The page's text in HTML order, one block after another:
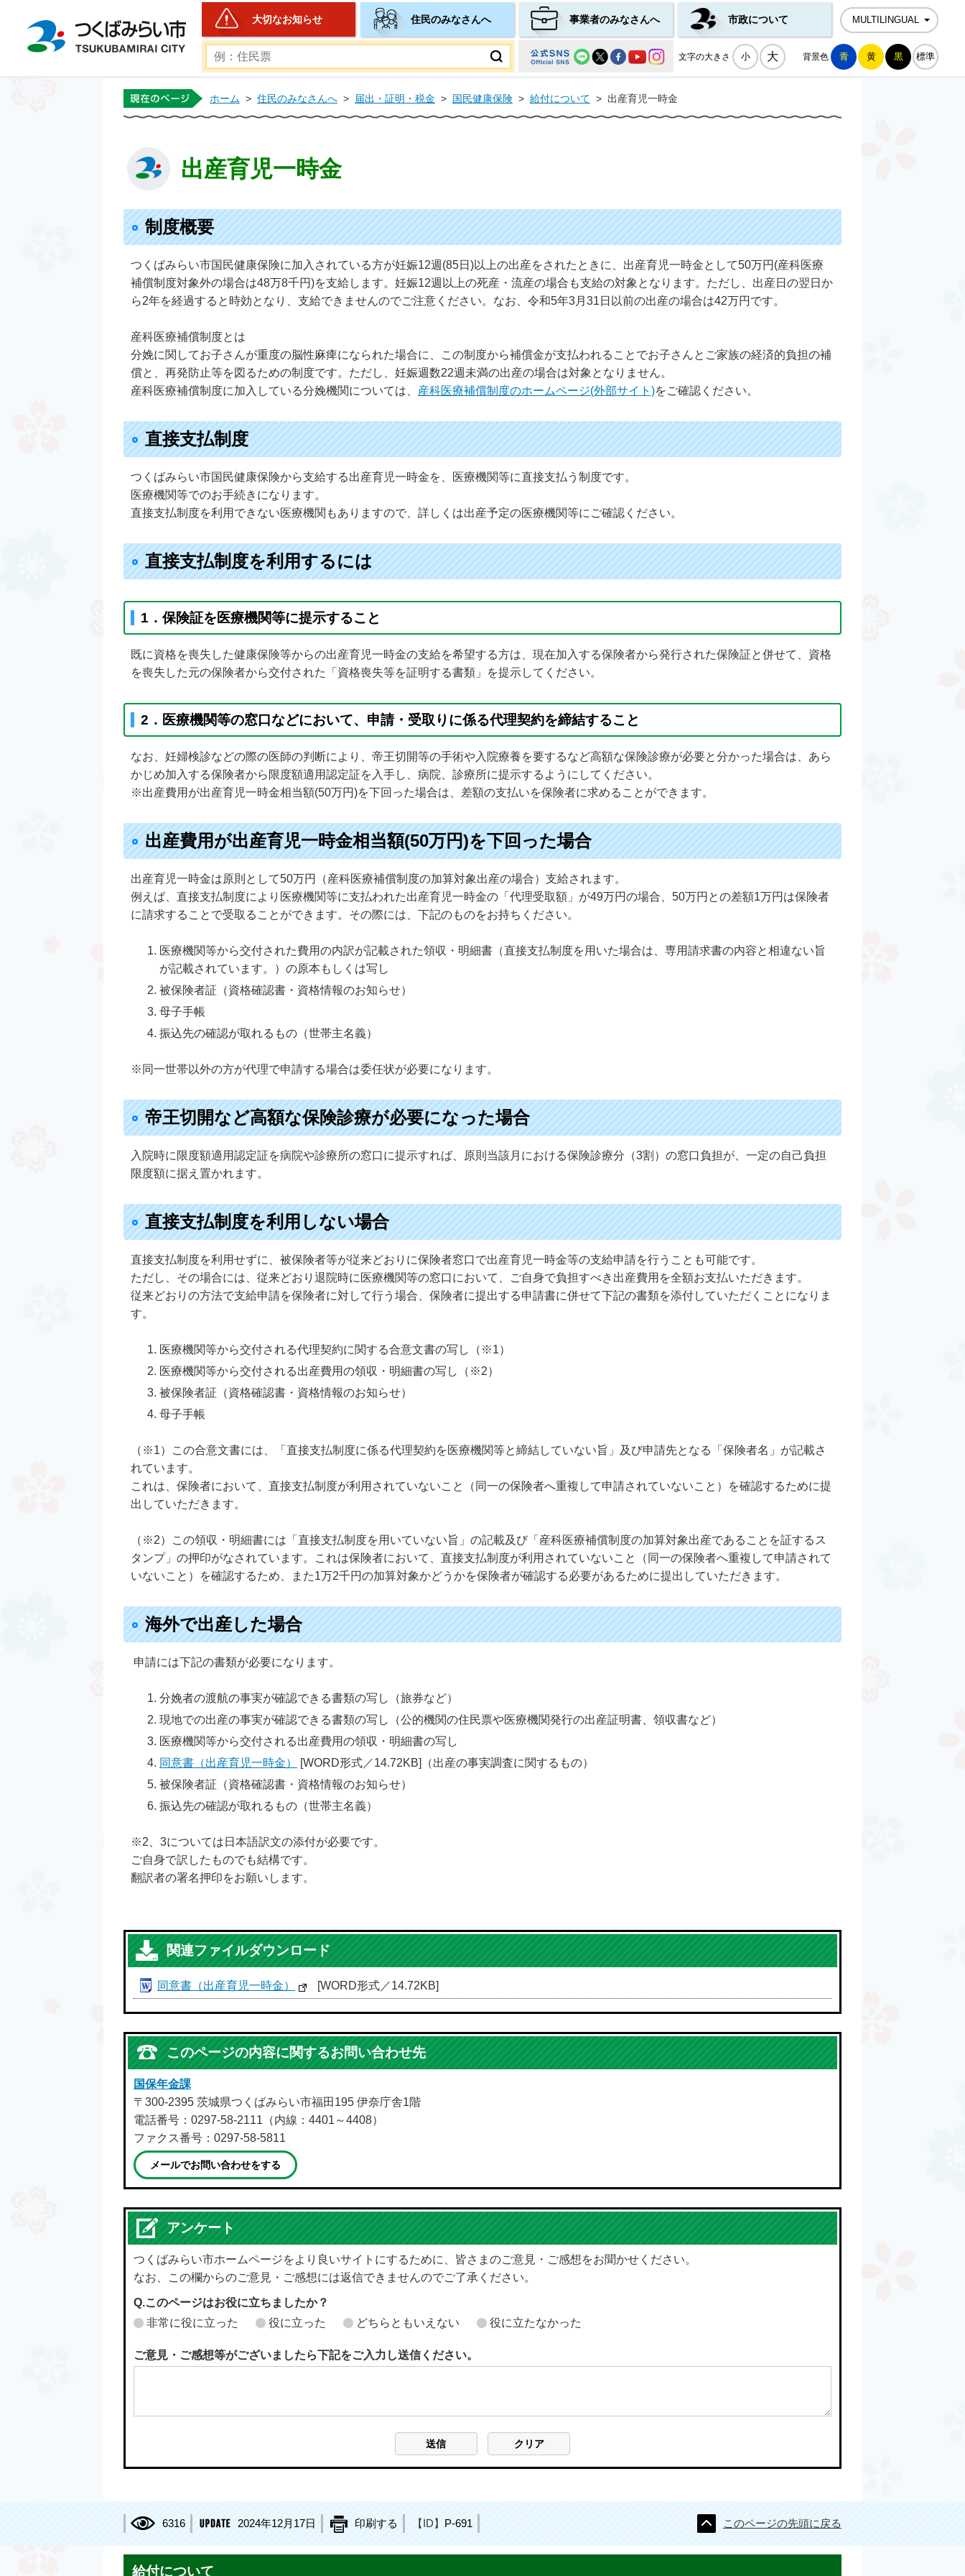
つくばみらい市公式ホームページ
大切なお知らせ 住民のみなさんへ 事業者のみなさんへ 市政について MULTILINGUAL
文字の大きさ 小 大 背景色 青 黄 黒 標準
ホーム > 住民のみなさんへ > 届出・証明・税金 > 国民健康保険 > 給付について > 出産育児一時金
出産育児一時金
制度概要
つくばみらい市国民健康保険に加入されている方が妊娠12週(85日)以上の出産をされたときに、出産育児一時金として50万円(産科医療
補償制度対象外の場合は48万8千円)を支給します。妊娠12週以上の死産・流産の場合も支給の対象となります。ただし、出産日の翌日か
ら2年を経過すると時効となり、支給できませんのでご注意ください。なお、令和5年3月31日以前の出産の場合は42万円です。
産科医療補償制度とは
分娩に関してお子さんが重度の脳性麻痺になられた場合に、この制度から補償金が支払われることでお子さんとご家族の経済的負担の補
償と、再発防止等を図るための制度です。ただし、妊娠週数22週未満の出産の場合は対象となりません。
産科医療補償制度に加入している分娩機関については、 産科医療補償制度のホームページ(外部サイト)をご確認ください。
直接支払制度
つくばみらい市国民健康保険から支給する出産育児一時金を、医療機関等に直接支払う制度です。
医療機関等でのお手続きになります。
直接支払制度を利用できない医療機関もありますので、詳しくは出産予定の医療機関等にご確認ください。
直接支払制度を利用するには
1．保険証を医療機関等に提示すること
既に資格を喪失した健康保険等からの出産育児一時金の支給を希望する方は、現在加入する保険者から発行された保険証と併せて、資格
を喪失した元の保険者から交付された「資格喪失等を証明する書類」を提示してください。
2．医療機関等の窓口などにおいて、申請・受取りに係る代理契約を締結すること
なお、妊婦検診などの際の医師の判断により、帝王切開等の手術や入院療養を要するなど高額な保険診療が必要と分かった場合は、あら
かじめ加入する保険者から限度額適用認定証を入手し、病院、診療所に提示するようにしてください。
※出産費用が出産育児一時金相当額(50万円)を下回った場合は、差額の支払いを保険者に求めることができます。
出産費用が出産育児一時金相当額(50万円)を下回った場合
出産育児一時金は原則として50万円（産科医療補償制度の加算対象出産の場合）支給されます。
例えば、直接支払制度により医療機関等に支払われた出産育児一時金の「代理受取額」が49万円の場合、50万円との差額1万円は保険者
に請求することで受取ることができます。その際には、下記のものをお持ちください。
医療機関等から交付された費用の内訳が記載された領収・明細書（直接支払制度を用いた場合は、専用請求書の内容と相違ない旨
が記載されています。）の原本もしくは写し
被保険者証（資格確認書・資格情報のお知らせ）
母子手帳
振込先の確認が取れるもの（世帯主名義）
※同一世帯以外の方が代理で申請する場合は委任状が必要になります。
帝王切開など高額な保険診療が必要になった場合
入院時に限度額適用認定証を病院や診療所の窓口に提示すれば、原則当該月における保険診療分（3割）の窓口負担が、一定の自己負担
限度額に据え置かれます。
直接支払制度を利用しない場合
直接支払制度を利用せずに、被保険者等が従来どおりに保険者窓口で出産育児一時金等の支給申請を行うことも可能です。
ただし、その場合には、従来どおり退院時に医療機関等の窓口において、ご自身で負担すべき出産費用を全額お支払いただきます。
従来どおりの方法で支給申請を保険者に対して行う場合、保険者に提出する申請書に併せて下記の書類を添付していただくことになりま
す。
医療機関等から交付される代理契約に関する合意文書の写し（※1）
医療機関等から交付される出産費用の領収・明細書の写し（※2）
被保険者証（資格確認書・資格情報のお知らせ）
母子手帳
（※1）この合意文書には、「直接支払制度に係る代理契約を医療機関等と締結していない旨」及び申請先となる「保険者名」が記載さ
れています。
これは、保険者において、直接支払制度が利用されていないこと（同一の保険者へ重複して申請されていないこと）を確認するために提
出していただきます。
（※2）この領収・明細書には「直接支払制度を用いていない旨」の記載及び「産科医療補償制度の加算対象出産であることを証するス
タンプ」の押印がなされています。これは保険者において、直接支払制度が利用されていないこと（同一の保険者へ重複して申請されて
いないこと）を確認するため、また1万2千円の加算対象かどうかを保険者が確認する必要があるために提出していただきます。
海外で出産した場合
申請には下記の書類が必要になります。
分娩者の渡航の事実が確認できる書類の写し（旅券など）
現地での出産の事実が確認できる書類の写し（公的機関の住民票や医療機関発行の出産証明書、領収書など）
医療機関等から交付される出産費用の領収・明細書の写し
同意書（出産育児一時金）
[WORD形式／14.72KB]（出産の事実調査に関するもの）
被保険者証（資格確認書・資格情報のお知らせ）
振込先の確認が取れるもの（世帯主名義）
※2、3については日本語訳文の添付が必要です。
ご自身で訳したものでも結構です。
翻訳者の署名押印をお願いします。
関連ファイルダウンロード
同意書（出産育児一時金） [WORD形式／14.72KB]
このページの内容に関するお問い合わせ先
国保年金課
〒300-2395 茨城県つくばみらい市福田195 伊奈庁舎1階
電話番号：0297-58-2111（内線：4401～4408）
ファクス番号：0297-58-5811
メールでお問い合わせをする
アンケート
つくばみらい市ホームページをより良いサイトにするために、皆さまのご意見・ご感想をお聞かせください。
なお、この欄からのご意見・ご感想には返信できませんのでご了承ください。
Q.このページはお役に立ちましたか？
非常に役に立った
役に立った どちらともいえない 役に立たなかった
ご意見・ご感想等がございましたら下記をご入力し送信ください。
6316 2024年12月17日 印刷する 【ID】 P-691 このページの先頭に戻る
給付について